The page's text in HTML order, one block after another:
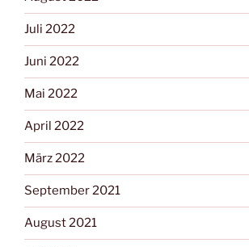
Juli 2022
Juni 2022
Mai 2022
April 2022
März 2022
September 2021
August 2021